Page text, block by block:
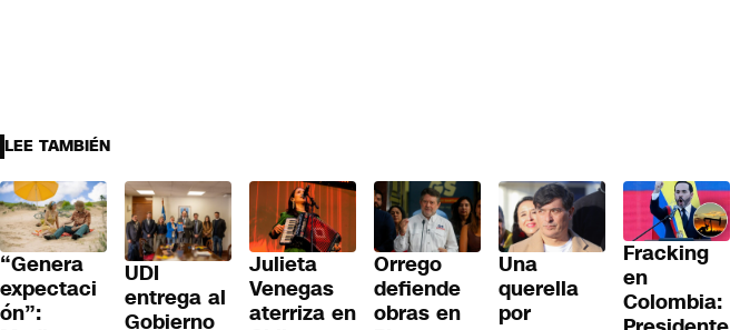
LEE TAMBIÉN
“Genera
expectaci
ón”:
UDI
entrega al
Gobierno
Julieta
Venegas
aterriza en
Orrego
defiende
obras en
Una
querella
por
Fracking
en
Colombia: